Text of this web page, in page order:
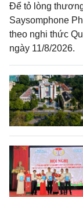
Để tỏ lòng
Saysomphone
theo nghi thức
ngày 11/8/2026.